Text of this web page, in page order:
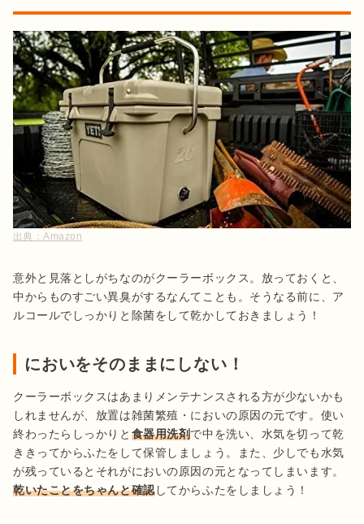
出典：Amazon
意外と見落としがちなのがクーラーボックス。放っておくと、
中からものすごい異臭がするなんてことも。そうなる前に、ア
ルコールでしっかりと除菌をして乾かしておきましょう！
においをそのままにしない！
クーラーボックスはあまりメンテナンスされる方が少ないかも
しれませんが、放置は雑菌繁殖・においの原因の元です。使い
終わったらしっかりと 食器用洗剤で中を洗い、水気を切って乾
ききってからふたをして保管しましょう。また、少しでも水気
が残っているとそれがにおいの原因の元となってしまいます。
乾いたことをちゃんと確認してからふたをしましょう！